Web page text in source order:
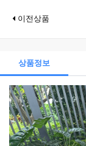
이전상품
상품정보